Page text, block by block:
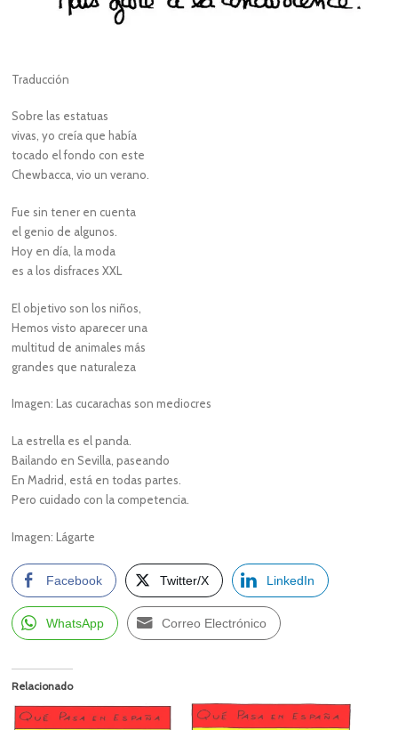
Traducción
Sobre las estatuas
vivas, yo creía que había
tocado el fondo con este
Chewbacca, vio un verano.
Fue sin tener en cuenta
el genio de algunos.
Hoy en día, la moda
es a los disfraces XXL
El objetivo son los niños,
Hemos visto aparecer una
multitud de animales más
grandes que naturaleza
Imagen: Las cucarachas son mediocres
La estrella es el panda.
Bailando en Sevilla, paseando
En Madrid, está en todas partes.
Pero cuidado con la competencia.
Imagen: Lágarte
Facebook Twitter/X LinkedIn
WhatsApp Correo Electrónico
Relacionado